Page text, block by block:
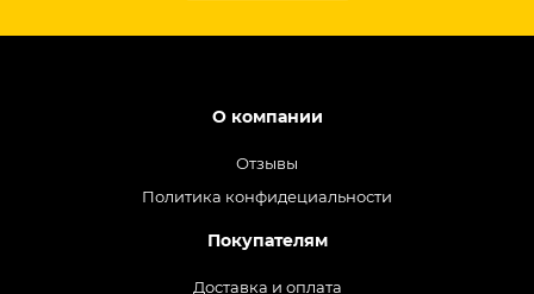
О компании
Отзывы
Политика конфидециальности
Покупателям
Доставка и оплата